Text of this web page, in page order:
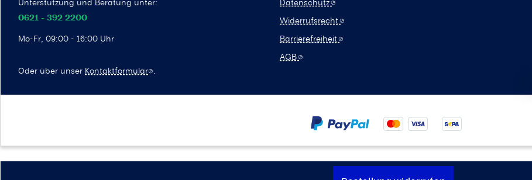
0621 - 392 2200
Mo-Fr, 09:00 - 16:00 Uhr
Oder über unser Kontaktformular .
Widerrufsrecht
Barrierefreiheit
AGB